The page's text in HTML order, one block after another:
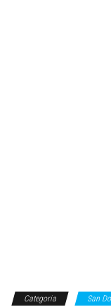
Categoria San